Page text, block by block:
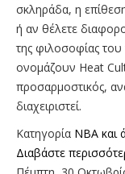
σκληράδα, η
ή αν θέλετε
της φιλοσοφίας
ονομάζουν Heat
προσαρμοστικός,
διαχειριστεί.
Κατηγορία NBA και
Διαβάστε